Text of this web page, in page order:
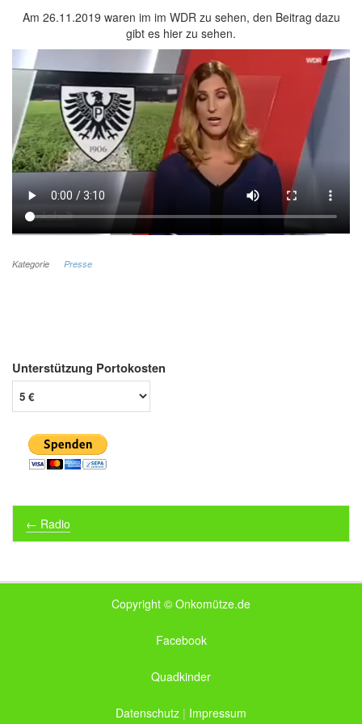
Am 26.11.2019 waren im im WDR zu sehen, den Beitrag dazu
gibt es hier zu sehen.
Kategorie Presse
Unterstützung Portokosten
Post navigation
← Radio
Copyright © Onkomütze.de
Facebook
Quadkinder
Datenschutz | Impressum